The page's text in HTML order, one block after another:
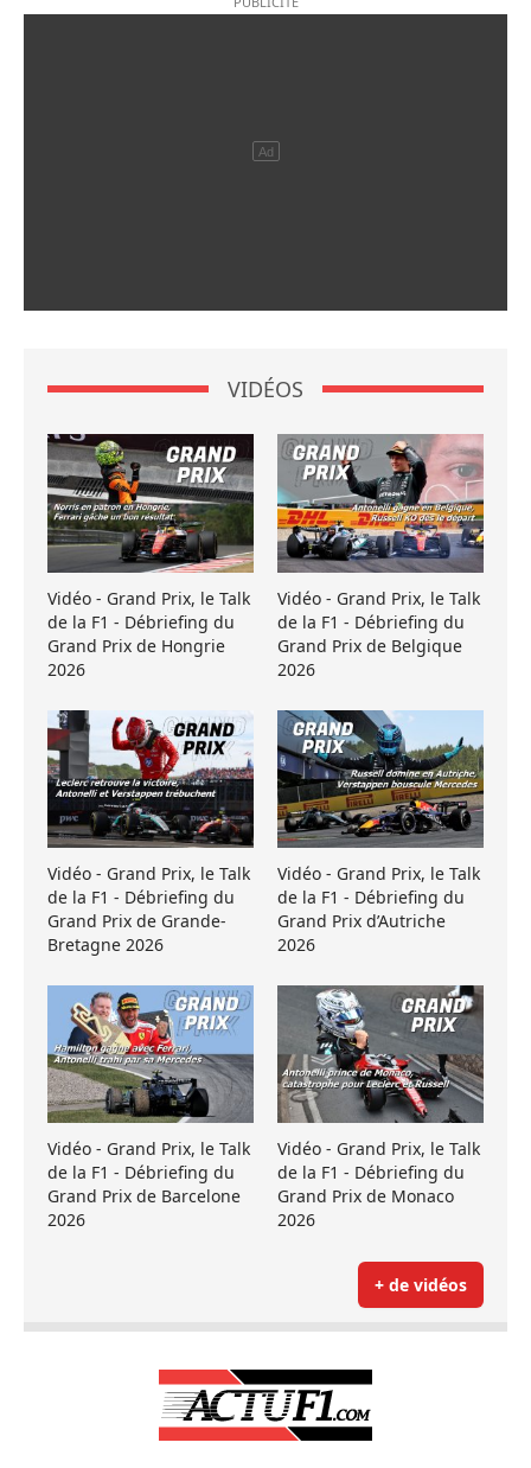
VIDÉOS
Vidéo - Grand Prix, le Talk
de la F1 - Débriefing du
Grand Prix de Hongrie
2026
Vidéo - Grand Prix, le Talk
de la F1 - Débriefing du
Grand Prix de Belgique
2026
Vidéo - Grand Prix, le Talk
de la F1 - Débriefing du
Grand Prix de Grande-
Bretagne 2026
Vidéo - Grand Prix, le Talk
de la F1 - Débriefing du
Grand Prix d’Autriche
2026
Vidéo - Grand Prix, le Talk
de la F1 - Débriefing du
Grand Prix de Barcelone
2026
Vidéo - Grand Prix, le Talk
de la F1 - Débriefing du
Grand Prix de Monaco
2026
+ de vidéos